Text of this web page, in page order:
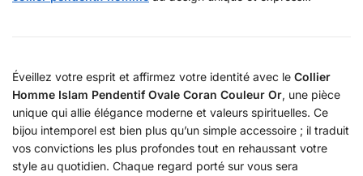
Éveillez votre esprit et affirmez votre identité avec le Collier
Homme Islam Pendentif Ovale Coran Couleur Or, une pièce
unique qui allie élégance moderne et valeurs spirituelles. Ce
bijou intemporel est bien plus qu’un simple accessoire ; il traduit
vos convictions les plus profondes tout en rehaussant votre
style au quotidien. Chaque regard porté sur vous sera